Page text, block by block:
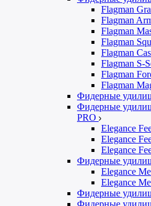
Flagman
Flagman
Flagman
Flagman
Flagman
Flagman S-
Flagman
Flagman
Фидерные
Фидерные
PRO
Elegance
Elegance
Elegance
Фидерные
Elegance
Elegance
Фидерные
Фидерные